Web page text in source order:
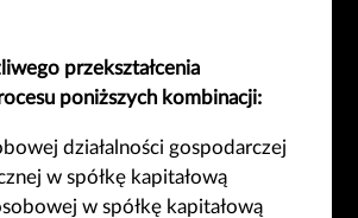
przekształcenia
poniższych kombinacji:
działalności gospodarczej
w spółkę kapitałową
w spółkę kapitałową